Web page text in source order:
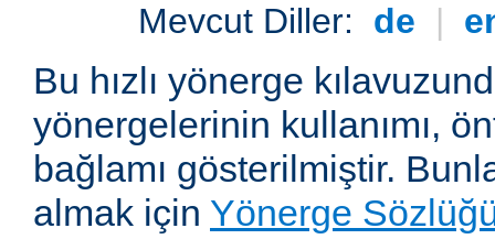
Mevcut Diller: de |
Bu hızlı yönerge
yönergelerinin kullanımı,
bağlamı gösterilmiştir.
almak için Yönerge